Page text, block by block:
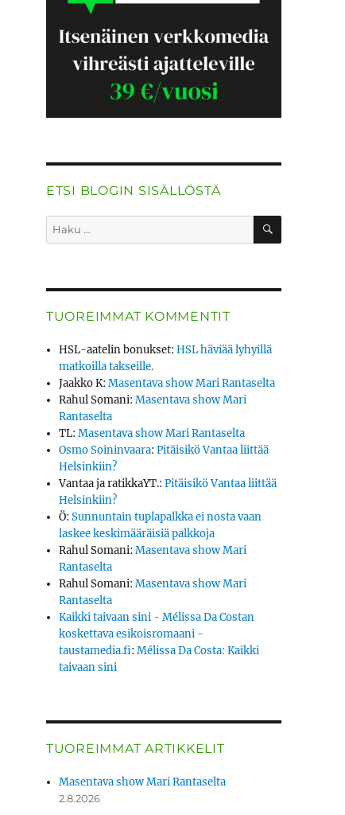
ETSI BLOGIN SISÄLLÖSTÄ
Etsi: HAKU
TUOREIMMAT KOMMENTIT
HSL-aatelin bonukset:HSL häviää lyhyillä
matkoilla takseille.
Jaakko K:Masentava show Mari Rantaselta
Rahul Somani:Masentava show Mari
Rantaselta
TL:Masentava show Mari Rantaselta
Osmo Soininvaara:Pitäisikö Vantaa liittää
Helsinkiin?
Vantaa ja ratikkaYT.:Pitäisikö Vantaa liittää
Helsinkiin?
Ö:Sunnuntain tuplapalkka ei nosta vaan
laskee keskimääräisiä palkkoja
Rahul Somani:Masentava show Mari
Rantaselta
Rahul Somani:Masentava show Mari
Rantaselta
Kaikki taivaan sini - Mélissa Da Costan
koskettava esikoisromaani -
taustamedia.fi:Mélissa Da Costa: Kaikki
taivaan sini
TUOREIMMAT ARTIKKELIT
Masentava show Mari Rantaselta
2.8.2026